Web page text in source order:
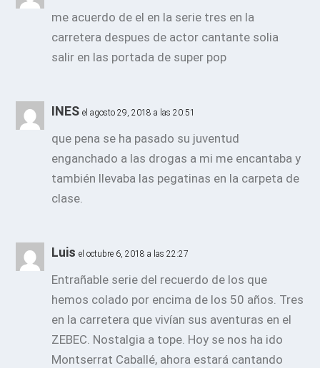
me acuerdo de el en la serie tres en la
carretera despues de actor cantante solia
salir en las portada de super pop
INES el agosto 29, 2018 a las 20:51
que pena se ha pasado su juventud
enganchado a las drogas a mi me encantaba y
también llevaba las pegatinas en la carpeta de
clase.
Luis el octubre 6, 2018 a las 22:27
Entrañable serie del recuerdo de los que
hemos colado por encima de los 50 años. Tres
en la carretera que vivían sus aventuras en el
ZEBEC. Nostalgia a tope. Hoy se nos ha ido
Montserrat Caballé, ahora estará cantando